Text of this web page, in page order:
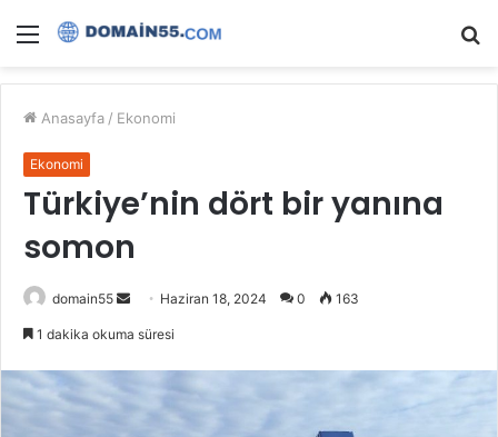
Menü
Anasayfa / Ekonomi
Ekonomi
Türkiye’nin dört bir yanına
somon
domain55
Bir
Haziran 18, 2024 0 163
1 dakika okuma süresi